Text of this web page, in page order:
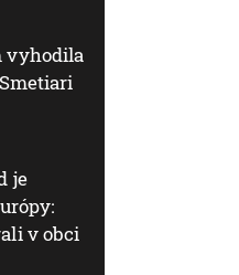
vyhodila
je
v obci